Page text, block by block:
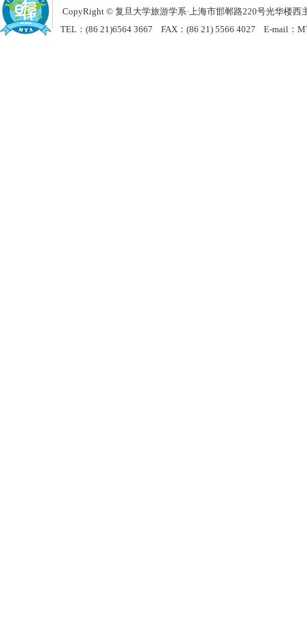
CopyRight © 复旦大学旅游学系·上海市邯郸路220号光华楼西
TEL：(86 21)6564 3667 FAX：(86 21) 5566 4027 E-mail：